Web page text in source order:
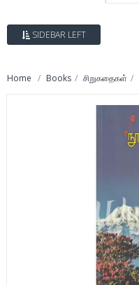
SIDEBAR LEFT
Home Books சிறுகதைகள்